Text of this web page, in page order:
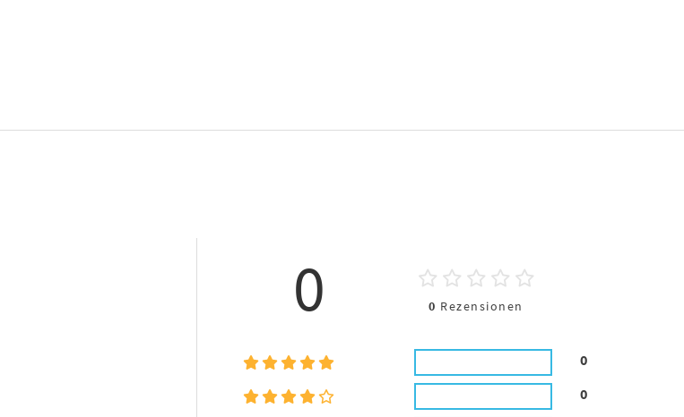
0 0 Rezensionen
0
0